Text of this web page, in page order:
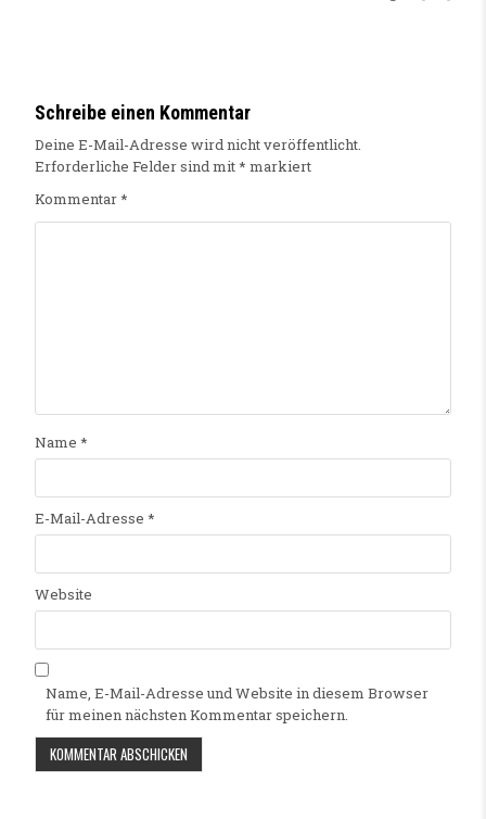
Schreibe einen Kommentar
Deine E-Mail-Adresse wird nicht veröffentlicht.
Erforderliche Felder sind mit* markiert
Kommentar*
Name *
E-Mail-Adresse *
Website
Name, E-Mail-Adresse und Website in diesem Browser
für meinen nächsten Kommentar speichern.